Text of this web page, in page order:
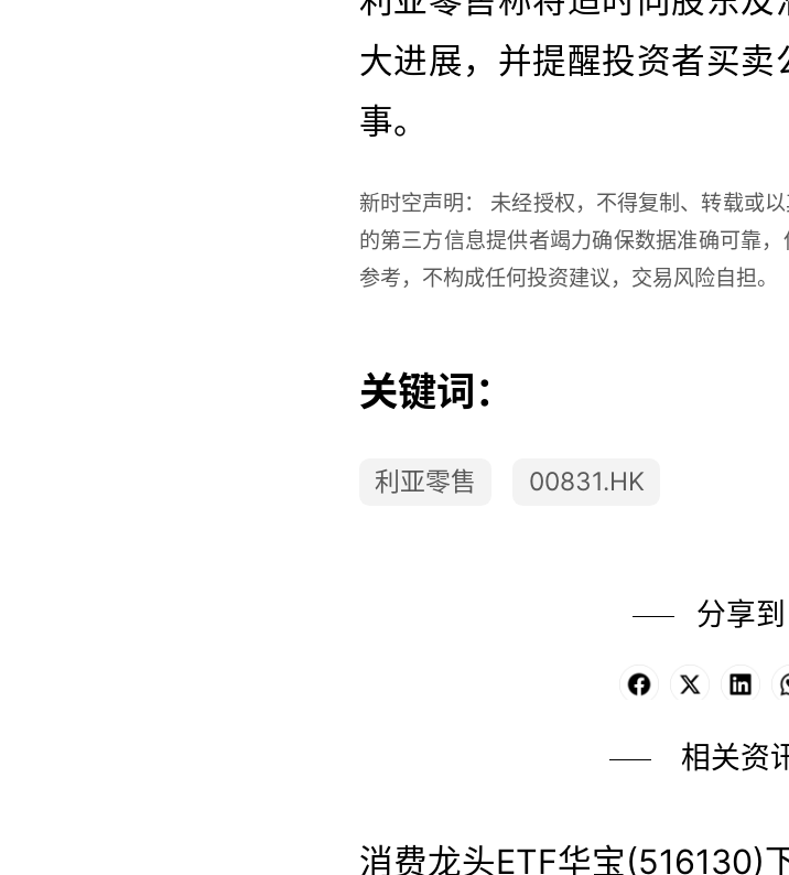
大进展，并提醒投资者买
事。
新时空声明：
未经授权，不得复制、转载或
的第三方信息提供者竭力确保数据准确可靠
参考，不构成任何投资建议，交易风险自担。
关键词：
利亚零售 00831.HK
分享到
Facebook
相关资
消费龙头ETF华宝(516130)